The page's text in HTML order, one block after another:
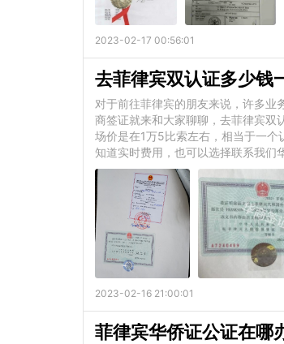
2023-02-17 00:56:01
去菲律宾双认证多少钱
对于前往菲律宾的朋友来说，许多业
商签证就来和大家聊聊，去菲律宾双
场价是在1万5比索左右，相当于一
知道实时费用，也可以选择联系我们
2023-02-16 21:00:01
菲律宾华侨证公证在哪